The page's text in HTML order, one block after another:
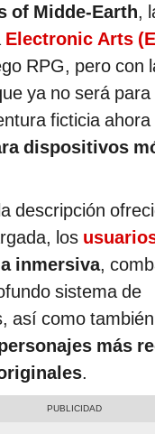
of Midde-Earth,
Electronic Arts
RPG, pero con
ya no será para
ficticia ahora
dispositivos
descripción
los
inmersiva,
sistema de
así como
más
.